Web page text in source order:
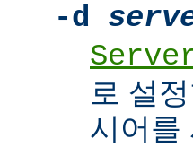
-d
로 설
시어를